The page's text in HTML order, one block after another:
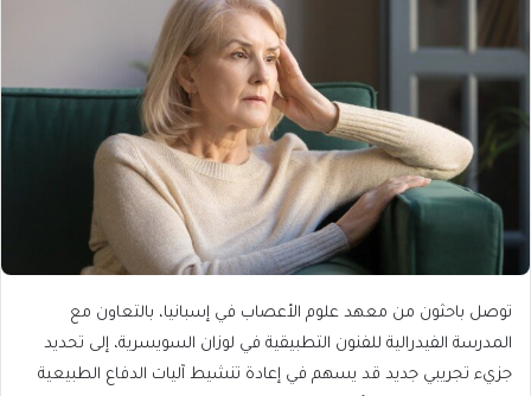
توصل باحثون من معهد علوم الأعصاب في إسبانيا، بالتعاون مع
المدرسة الفيدرالية للفنون التطبيقية في لوزان السويسرية، إلى تحديد
جزيء تجريبي جديد قد يسهم في إعادة تنشيط آليات الدفاع الطبيعية